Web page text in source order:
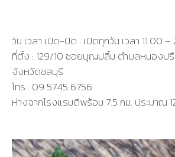
วัน เวลา เปิด-ปิด : เปิดทุกวัน เวลา 11.00
ที่ตั้ง : 129/10 ซอยบุญปลื้ม ตำบลหนองปรื
จังหวัดชลบุรี
โทร : 09 5745 6756
ห่างจากโรงแรมดีพร้อม 7.5 กม. ประมาณ